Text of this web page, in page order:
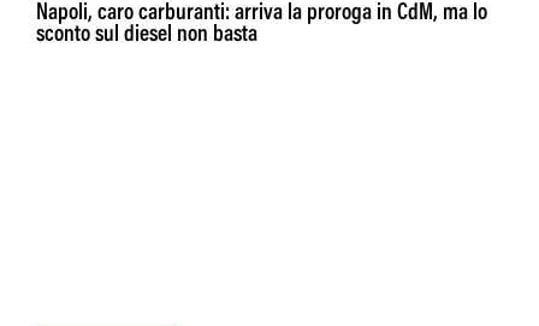
Napoli, caro carburanti: arriva la proroga in CdM, ma lo
sconto sul diesel non basta